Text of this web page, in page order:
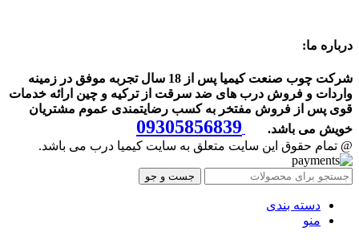
درباره ما:
شرکت چوب صنعت کیمیا پس از 18 سال تجربه موفق در زمینه
واردات و فروش درب های ضد سرقت از ترکیه و چین ارائه خدمات
قوی پس از فروش مفتخر به کسب رضایتمندی عموم مشتریان
خویش می باشد.
09305856839
@ تمام حقوق این سایت متعلق به سایت کیمیا درب می باشد.
جست و جو
دسته بندی
منو